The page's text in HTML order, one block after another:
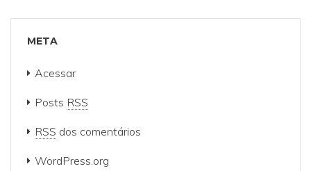
META
Acessar
Posts RSS
RSS dos comentários
WordPress.org